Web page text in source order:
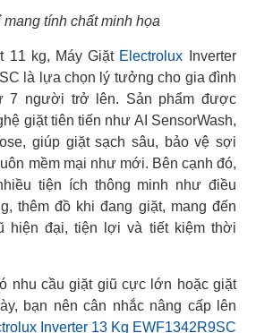
tính chất minh họa
11 kg, Máy Giặt Electrolux Inverter
là lựa chọn lý tưởng cho gia đình
7 người trở lên. Sản phẩm được
giặt tiên tiến như AI SensorWash,
giúp giặt sạch sâu, bảo vệ sợi
mềm mại như mới. Bên cạnh đó,
tiện ích thông minh như điều
thêm đồ khi đang giặt, mang đến
hiện đại, tiện lợi và tiết kiệm thời
nhu cầu giặt giũ cực lớn hoặc giặt
bạn nên cân nhắc nâng cấp lên
Inverter 13 Kg EWF1342R9SC